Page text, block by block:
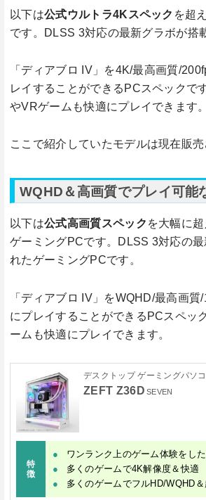
以下は公式ウルトラ4Kスペック を超
です。DLSS 3対応の最新グラボが搭
「ディアブロ IV」を4K/最高画質/
レイすることができるPCスペックで
やVRゲームも快適にプレイできます。
ここで紹介していたモデルは現在販売
WQHD＆高画質でプレイ可能
以下は公式高画質スペック を大幅に
ゲーミングPCです。DLSS 3対応の
れたゲーミングPCです。
「ディアブロ IV」をWQHD/最高画
にプレイすることができるPCスペッ
ームも快適にプレイできます。
デスクトップ ゲーミングパソ
ZEFT Z36D SEVEN
特
徴
ワンランク上のゲーム体験をし
多くのゲームで4K解像度＆快適
多くのゲームでフルHD/WQHD